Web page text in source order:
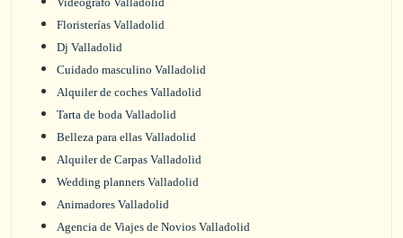
Floristerías Valladolid
Dj Valladolid
Cuidado masculino Valladolid
Alquiler de coches Valladolid
Tarta de boda Valladolid
Belleza para ellas Valladolid
Alquiler de Carpas Valladolid
Wedding planners Valladolid
Animadores Valladolid
Agencia de Viajes de Novios Valladolid